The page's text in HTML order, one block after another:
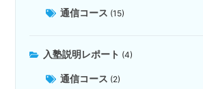
通信コース (15)
入塾説明レポート (4)
通信コース (2)